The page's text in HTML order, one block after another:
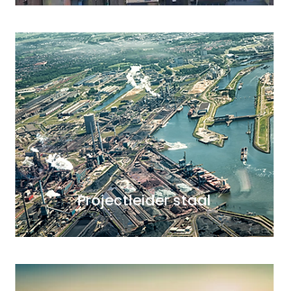
Projectleider staal